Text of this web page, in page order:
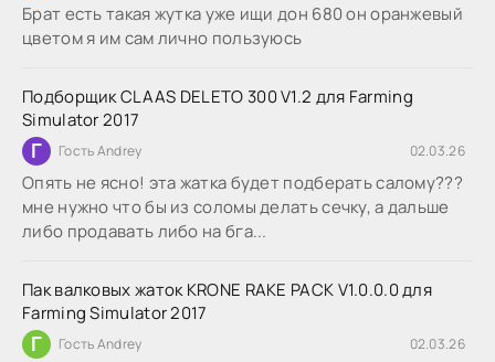
Брат есть такая жутка уже ищи дон 680 он оранжевый
цветом я им сам лично пользуюсь
Подборщик CLAAS DELETO 300 V1.2 для Farming
Simulator 2017
Г Гость Andrey 02.03.26
Опять не ясно! эта жатка будет подберать салому???
мне нужно что бы из соломы делать сечку, а дальше
либо продавать либо на бга...
Пак валковых жаток KRONE RAKE PACK V1.0.0.0 для
Farming Simulator 2017
Г Гость Andrey 02.03.26